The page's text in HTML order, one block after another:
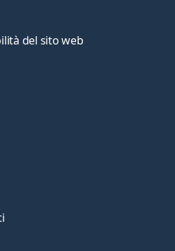
del sito web